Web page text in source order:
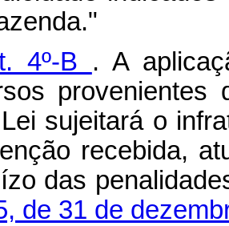
4º-B . A
sujeitará o
recebida,
das
de 31 de